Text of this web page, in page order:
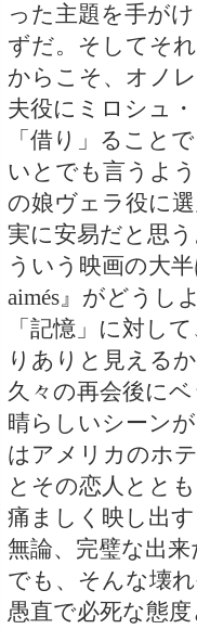
った主題を手が
ずだ。そしてそ
からこそ、オノ
夫役にミロシュ
「借り」ること
いとでも言うよ
の娘ヴェラ役に
実に安易だと思
ういう映画の大
aimés』がどうし
「記憶」に対し
りありと見える
久々の再会後に
晴らしいシーン
はアメリカのホ
とその恋人とと
痛ましく映し出
無論、完璧な出
でも、そんな壊
愚直で必死な態